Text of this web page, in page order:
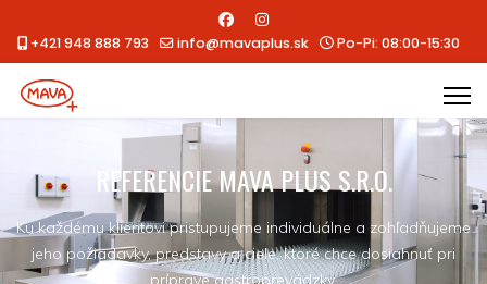
+421 948 888 793 info@mavaplus.sk Po-Pi: 08:00-15:30
REFERENCIE MAVA PLUS S.R.O.
Ku každému klientovi pristupujeme individuálne a zohľadňujeme
jeho požiadavky, predstavy a ciele, ktoré chce dosiahnuť pri
príprave gastroprevádzky.